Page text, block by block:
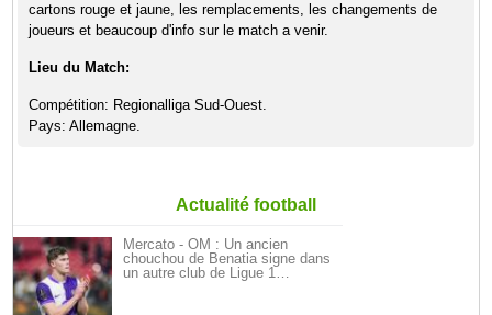
cartons rouge et jaune, les remplacements, les changements de
joueurs et beaucoup d'info sur le match a venir.
Lieu du Match:
Compétition: Regionalliga Sud-Ouest.
Pays: Allemagne.
Actualité football
Mercato - OM : Un ancien
chouchou de Benatia signe dans
un autre club de Ligue 1…